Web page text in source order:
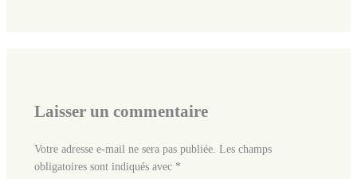
Laisser un commentaire
Votre adresse e-mail ne sera pas publiée. Les champs
obligatoires sont indiqués avec *